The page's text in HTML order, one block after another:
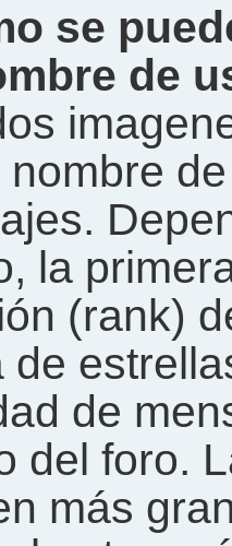
se
de
nombre
la
(rank)
de
de
del foro.
más